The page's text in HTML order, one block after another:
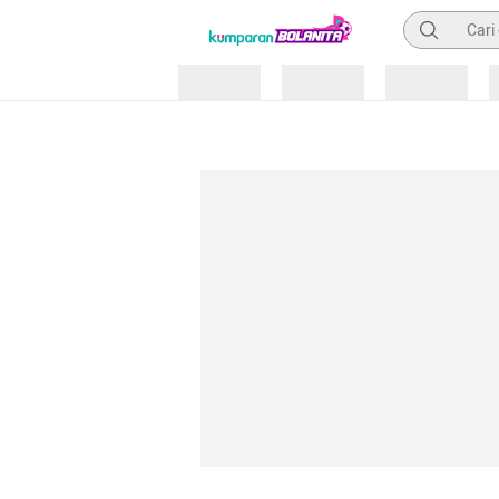
Pencarian